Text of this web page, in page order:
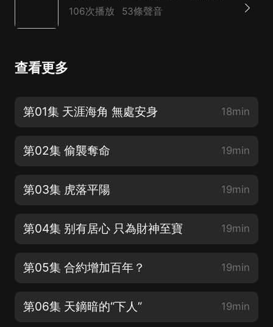
106次播放 53條聲音
查看更多
第01集 天涯海角 無處安身 18min
第02集 偷襲奪命 19min
第03集 虎落平陽 19min
第04集 别有居心 只為財神至寶 19min
第05集 合約增加百年？ 19min
第06集 天鏑暗的“下人” 19min